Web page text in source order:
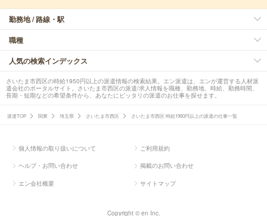
勤務地 / 路線・駅
職種
人気の検索インデックス
さいたま市西区の時給1950円以上の派遣情報の検索結果。エン派遣は、エンが運営する人材派
遣会社のポータルサイト。さいたま市西区の派遣/求人情報を職種、勤務地、時給、勤務時間、
長期・短期などの希望条件から、あなたにピッタリの派遣のお仕事を探せます。
派遣TOP 関東 埼玉県 さいたま市西区 さいたま市西区 時給1950円以上の派遣の仕事一覧
個人情報の取り扱いについて ご利用規約
ヘルプ・お問い合わせ 掲載のお問い合わせ
エン会社概要 サイトマップ
Copyright © en Inc.